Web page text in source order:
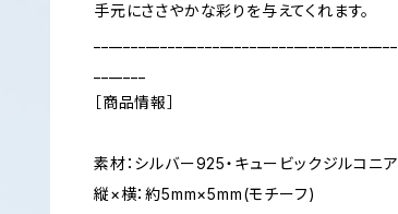
手元にささやかな彩りを与えてくれます。
［商品情報］
素材：シルバー925・キュービックジルコニア
縦×横：約5mm×5mm(モチーフ)